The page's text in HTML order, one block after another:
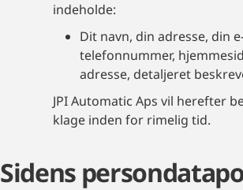
indeholde:
Dit navn, din adresse, din
telefonnummer,
adresse, detaljeret
JPI Automatic Aps vil herefter
klage inden for rimelig tid.
Sidens